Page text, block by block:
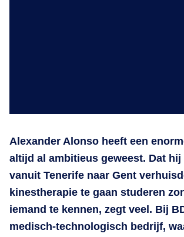
Alexander Alonso heeft een
altijd al ambitieus geweest. Dat hij
vanuit Tenerife naar Gent
kinestherapie te gaan studeren
iemand te kennen, zegt veel. Bij
medisch-technologisch bedrijf,